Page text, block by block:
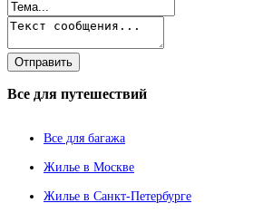
Все для путешествий
Все для багажа
Жилье в Москве
Жилье в Санкт-Петербурге